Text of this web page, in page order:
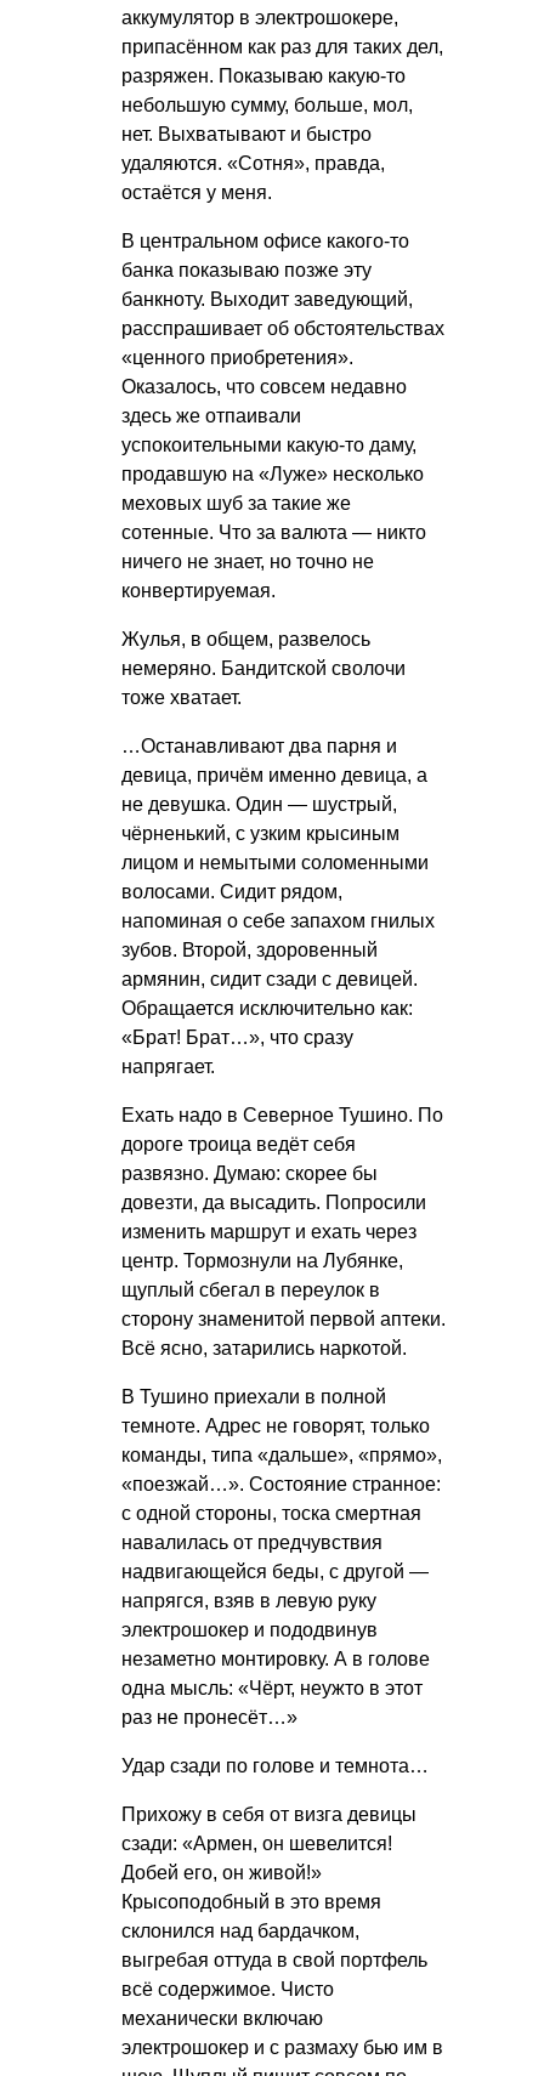
аккумулятор в электрошокере,
припасённом как раз для таких дел,
разряжен. Показываю какую-то
небольшую сумму, больше, мол,
нет. Выхватывают и быстро
удаляются. «Сотня», правда,
остаётся у меня.
В центральном офисе какого-то
банка показываю позже эту
банкноту. Выходит заведующий,
расспрашивает об обстоятельствах
«ценного приобретения».
Оказалось, что совсем недавно
здесь же отпаивали
успокоительными какую-то даму,
продавшую на «Луже» несколько
меховых шуб за такие же
сотенные. Что за валюта — никто
ничего не знает, но точно не
конвертируемая.
Жулья, в общем, развелось
немеряно. Бандитской сволочи
тоже хватает.
…Останавливают два парня и
девица, причём именно девица, а
не девушка. Один — шустрый,
чёрненький, с узким крысиным
лицом и немытыми соломенными
волосами. Сидит рядом,
напоминая о себе запахом гнилых
зубов. Второй, здоровенный
армянин, сидит сзади с девицей.
Обращается исключительно как:
«Брат! Брат…», что сразу
напрягает.
Ехать надо в Северное Тушино. По
дороге троица ведёт себя
развязно. Думаю: скорее бы
довезти, да высадить. Попросили
изменить маршрут и ехать через
центр. Тормознули на Лубянке,
щуплый сбегал в переулок в
сторону знаменитой первой аптеки.
Всё ясно, затарились наркотой.
В Тушино приехали в полной
темноте. Адрес не говорят, только
команды, типа «дальше», «прямо»,
«поезжай…». Состояние странное:
с одной стороны, тоска смертная
навалилась от предчувствия
надвигающейся беды, с другой —
напрягся, взяв в левую руку
электрошокер и пододвинув
незаметно монтировку. А в голове
одна мысль: «Чёрт, неужто в этот
раз не пронесёт…»
Удар сзади по голове и темнота…
Прихожу в себя от визга девицы
сзади: «Армен, он шевелится!
Добей его, он живой!»
Крысоподобный в это время
склонился над бардачком,
выгребая оттуда в свой портфель
всё содержимое. Чисто
механически включаю
электрошокер и с размаху бью им в